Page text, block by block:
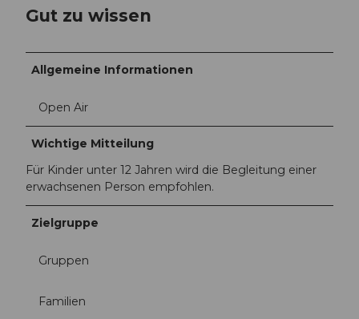
g
Gut zu wissen
Allgemeine Informationen
Open Air
Wichtige Mitteilung
Für Kinder unter 12 Jahren wird die Begleitung einer
erwachsenen Person empfohlen.
Zielgruppe
Gruppen
Familien